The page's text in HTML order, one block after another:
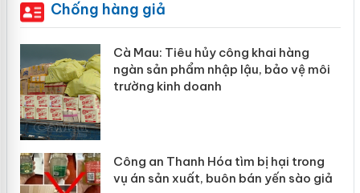
Chống hàng giả
Cà Mau: Tiêu hủy công khai hàng
ngàn sản phẩm nhập lậu, bảo vệ môi
trường kinh doanh
Công an Thanh Hóa tìm bị hại trong
vụ án sản xuất, buôn bán yến sào giả